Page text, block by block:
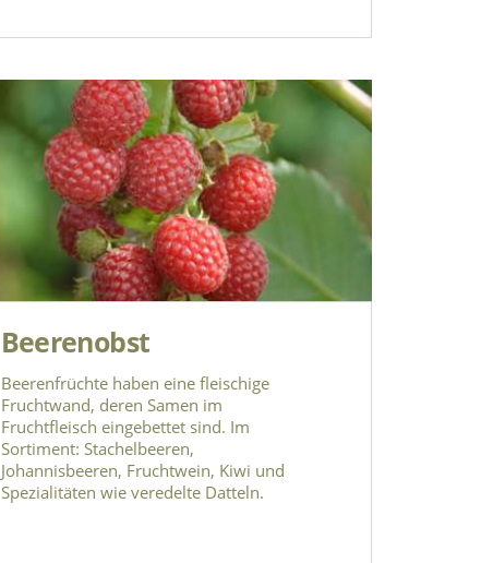
Beerenobst
Beerenfrüchte haben eine fleischige
Fruchtwand, deren Samen im
Fruchtfleisch eingebettet sind. Im
Sortiment: Stachelbeeren,
Johannisbeeren, Fruchtwein, Kiwi und
Spezialitäten wie veredelte Datteln.